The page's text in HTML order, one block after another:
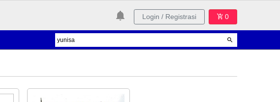
Login / Registrasi 0